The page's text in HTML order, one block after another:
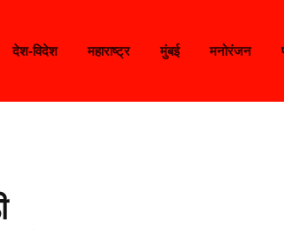
देश-विदेश महाराष्ट्र मुंबई मनोरंजन